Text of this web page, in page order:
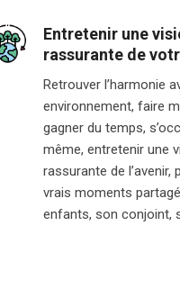
Entretenir une
rassurante de
Retrouver l’harmonie
environnement, faire
gagner du temps,
même, entretenir une
rassurante de l’avenir,
vrais moments
enfants, son conjoint,